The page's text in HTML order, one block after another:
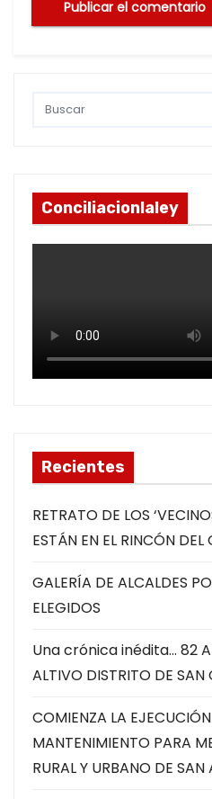
Conciliacionlaley
Recientes
RETRATO DE LOS
ESTÁN EN EL RINCÓN DEL
GALERÍA DE ALCALDES
ELEGIDOS
Una crónica inédita… 82
ALTIVO DISTRITO DE SAN
COMIENZA LA
MANTENIMIENTO PARA
RURAL Y URBANO DE